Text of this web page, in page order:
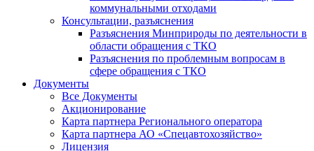
коммунальными отходами
Консультации, разъяснения
Разъяснения Минприроды по деятельности в
области обращения с ТКО
Разъяснения по проблемным вопросам в
сфере обращения с ТКО
Документы
Все Документы
Акционирование
Карта партнера Регионального оператора
Карта партнера АО «Спецавтохозяйство»
Лицензия